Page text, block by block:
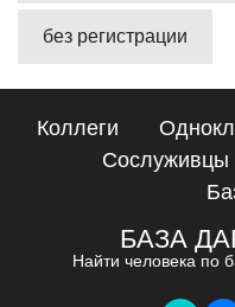
без регистрации
Коллеги
Сослуживцы
БАЗА
Найти человека по